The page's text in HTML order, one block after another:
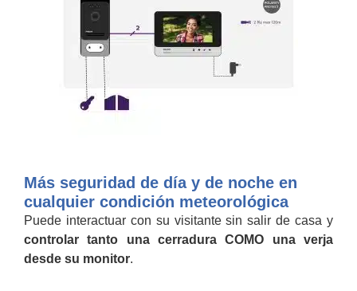
Más seguridad de día y de noche en
cualquier condición meteorológica
Puede interactuar con su visitante sin salir de casa y
controlar tanto una cerradura COMO una verja
desde su monitor.